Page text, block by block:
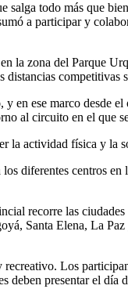
todo más que
a participar y
la zona del Parque
en ese marco
al circuito en el que
actividad física y la
diferentes centros
recorre las
Santa Elena, La
Los
deben presentar el día